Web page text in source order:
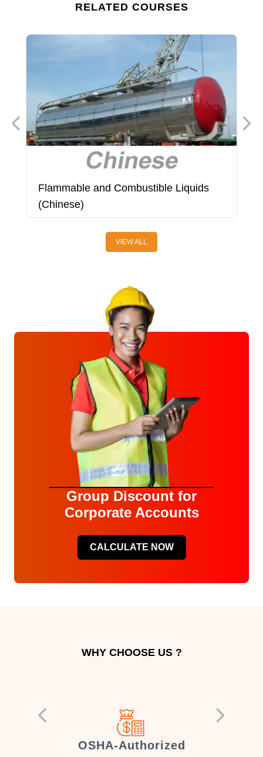
RELATED COURSES
Flammable and Combustible Liquids
(Chinese)
VIEW ALL
Group Discount for
Corporate Accounts
CALCULATE NOW
WHY CHOOSE US ?
OSHA-Authorized